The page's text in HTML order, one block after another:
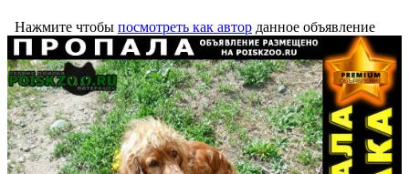
Нажмите чтобы посмотреть как автор данное объявление